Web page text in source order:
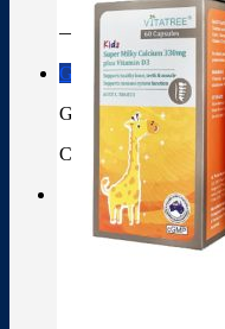
Thành phần thuốc
Giỏ hàng
Giỏ hàng
Chưa có sản phẩm